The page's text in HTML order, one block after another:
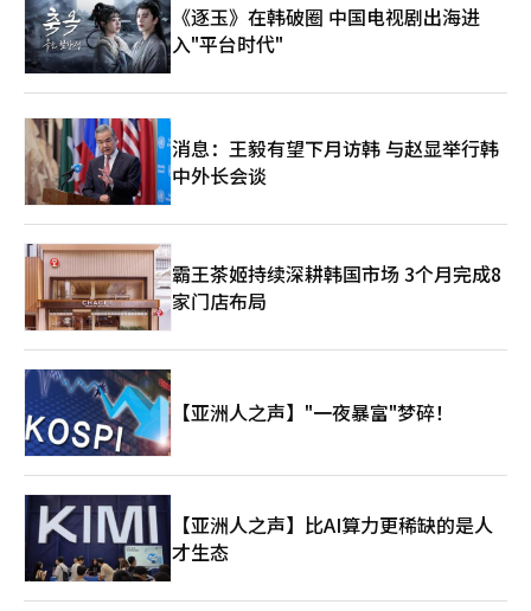
《逐玉》在韩破圈 中国电视剧出海进
入"平台时代"
消息：王毅有望下月访韩 与赵显举行韩
中外长会谈
霸王茶姬持续深耕韩国市场 3个月完成8
家门店布局
【亚洲人之声】"一夜暴富"梦碎！
【亚洲人之声】比AI算力更稀缺的是人
才生态